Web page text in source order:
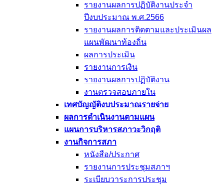
รายงานผลการปฏิบัติงานประจำ
ปีงบประมาณ พ.ศ.2566
รายงานผลการติดตามและประเมินผล
แผนพัฒนาท้องถิ่น
ผลการประเมิน
รายงานการเงิน
รายงานผลการปฏิบัติงาน
งานตรวจสอบภายใน
เทศบัญญัติงบประมาณรายจ่าย
ผลการดำเนินงานตามแผน
แผนการบริหารสภาวะวิกฤติ
งานกิจการสภา
หนังสือ/ประกาศ
รายงานการประชุมสภาฯ
ระเบียบวาระการประชุม